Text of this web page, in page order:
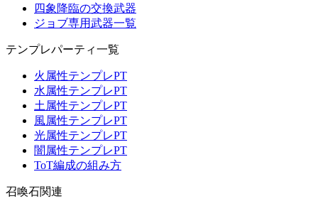
四象降臨の交換武器
ジョブ専用武器一覧
テンプレパーティ一覧
火属性テンプレPT
水属性テンプレPT
土属性テンプレPT
風属性テンプレPT
光属性テンプレPT
闇属性テンプレPT
ToT編成の組み方
召喚石関連